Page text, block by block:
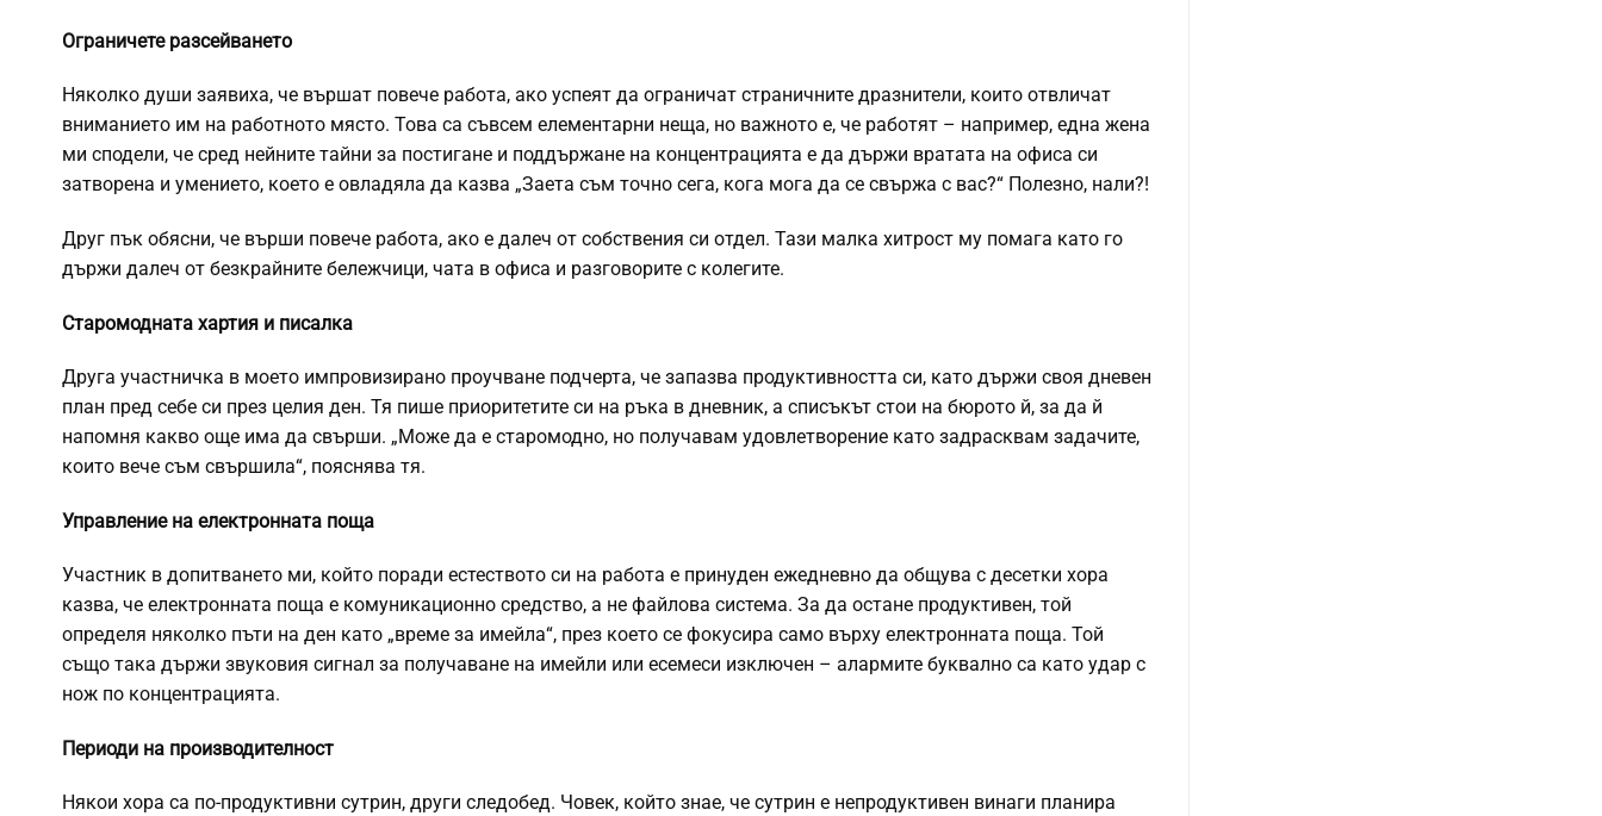
Ограничете разсейването
Няколко души заявиха, че вършат повече работа, ако успеят да ограничат страничните дразнители, които отвличат
вниманието им на работното място. Това са съвсем елементарни неща, но важното е, че работят – например, една жена
ми сподели, че сред нейните тайни за постигане и поддържане на концентрацията е да държи вратата на офиса си
затворена и умението, което е овладяла да казва „Заета съм точно сега, кога мога да се свържа с вас?“ Полезно, нали?!
Друг пък обясни, че върши повече работа, ако е далеч от собствения си отдел. Тази малка хитрост му помага като го
държи далеч от безкрайните бележчици, чата в офиса и разговорите с колегите.
Старомодната хартия и писалка
Друга участничка в моето импровизирано проучване подчерта, че запазва продуктивността си, като държи своя дневен
план пред себе си през целия ден. Тя пише приоритетите си на ръка в дневник, а списъкът стои на бюрото й, за да й
напомня какво още има да свърши. „Може да е старомодно, но получавам удовлетворение като задрасквам задачите,
които вече съм свършила“, пояснява тя.
Управление на електронната поща
Участник в допитването ми, който поради естеството си на работа е принуден ежедневно да общува с десетки хора
казва, че електронната поща е комуникационно средство, а не файлова система. За да остане продуктивен, той
определя няколко пъти на ден като „време за имейла“, през което се фокусира само върху електронната поща. Той
също така държи звуковия сигнал за получаване на имейли или есемеси изключен – алармите буквално са като удар с
нож по концентрацията.
Периоди на производителност
Някои хора са по-продуктивни сутрин, други следобед. Човек, който знае, че сутрин е непродуктивен винаги планира